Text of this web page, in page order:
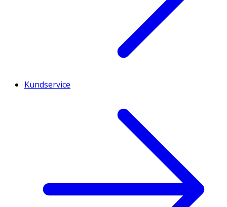
Kundservice